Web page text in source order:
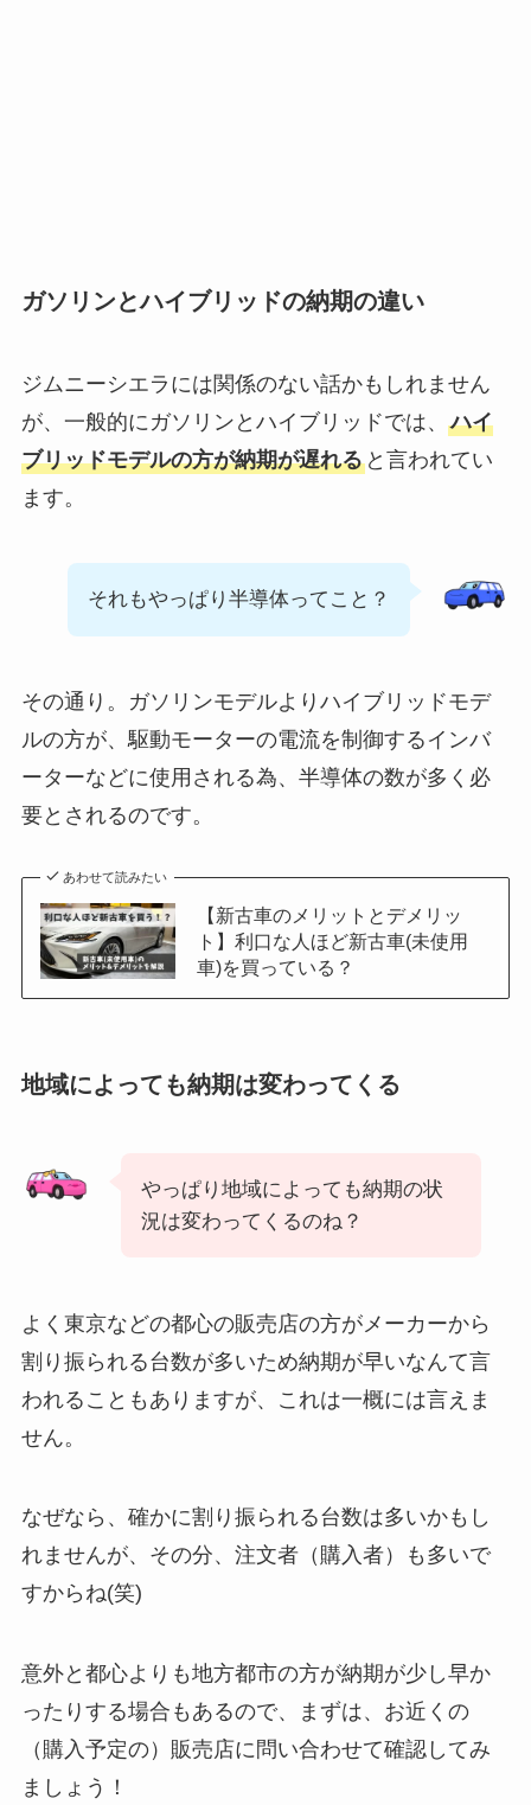
ガソリンとハイブリッドの納期の違い
ジムニーシエラには関係のない話かもしれません
が、一般的にガソリンとハイブリッドでは、 ハイ
ブリッドモデルの方が納期が遅れると言われてい
ます。
それもやっぱり半導体ってこと？
その通り。ガソリンモデルよりハイブリッドモデ
ルの方が、駆動モーターの電流を制御するインバ
ーターなどに使用される為、半導体の数が多く必
要とされるのです。
あわせて読みたい
【新古車のメリットとデメリッ
ト】利口な人ほど新古車(未使用
車)を買っている？
地域によっても納期は変わってくる
やっぱり地域によっても納期の状
況は変わってくるのね？
よく東京などの都心の販売店の方がメーカーから
割り振られる台数が多いため納期が早いなんて言
われることもありますが、これは一概には言えま
せん。
なぜなら、確かに割り振られる台数は多いかもし
れませんが、その分、注文者（購入者）も多いで
すからね(笑)
意外と都心よりも地方都市の方が納期が少し早か
ったりする場合もあるので、まずは、お近くの
（購入予定の）販売店に問い合わせて確認してみ
ましょう！